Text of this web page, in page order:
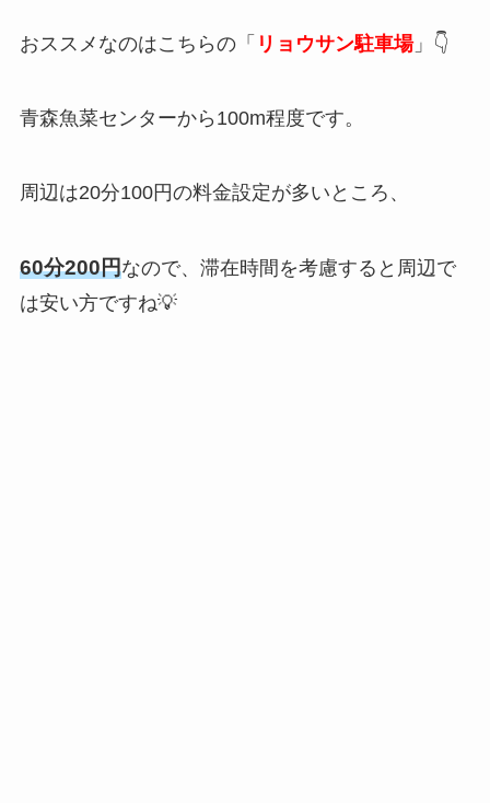
おススメなのはこちらの「 リョウサン駐車場」👇
青森魚菜センターから100m程度です。
周辺は20分100円の料金設定が多いところ、
60分200円なので、滞在時間を考慮すると周辺で
は安い方ですね💡